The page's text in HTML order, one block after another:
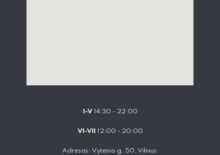
I-V14:30 - 22:00
VI-VII 12:00 - 20:00
Adresas: Vytenio g. 50, Vilnius